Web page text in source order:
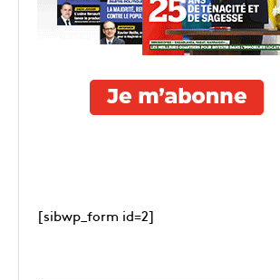
[sibwp_form id=2]